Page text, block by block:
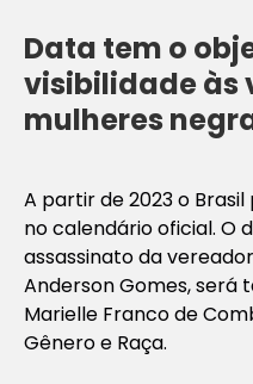
Data tem o
visibilidade às
mulheres
A partir de 2023 o
no calendário oficial. O
assassinato da
Anderson Gomes, será
Marielle Franco de
Gênero e Raça.